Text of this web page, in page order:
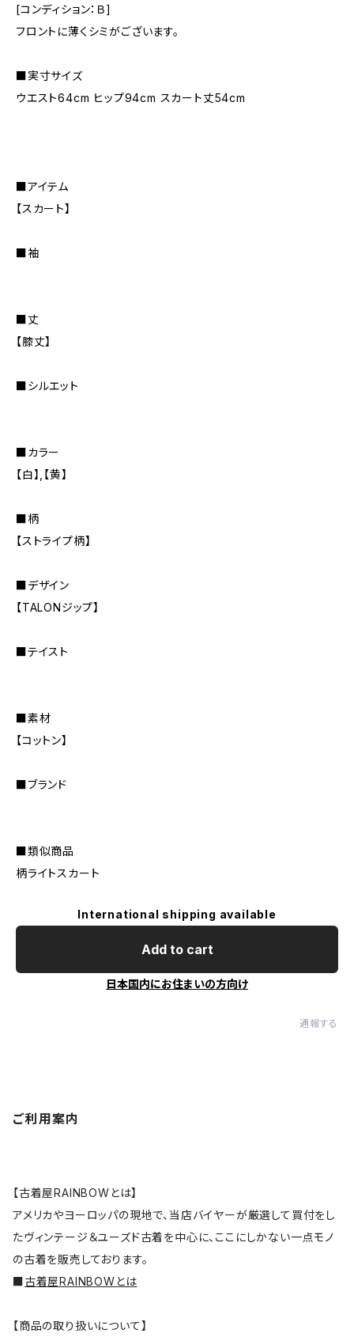
[コンディション：Ｂ]
フロントに薄くシミがございます。
■実寸サイズ
ウエスト64cm ヒップ94cm スカート丈54cm
■アイテム
【スカート】
■袖
■丈
【膝丈】
■シルエット
■カラー
【白】,【黄】
■柄
【ストライプ柄】
■デザイン
【TALONジップ】
■テイスト
■素材
【コットン】
■ブランド
■類似商品
柄ライトスカート
International shipping available
Add to cart
日本国内にお住まいの方向け
通報する
ご利用案内
【古着屋RAINBOWとは】
アメリカやヨーロッパの現地で、当店バイヤーが厳選して買付をし
たヴィンテージ＆ユーズド古着を中心に、ここにしかない一点モノ
の古着を販売しております。
■古着屋RAINBOWとは
【商品の取り扱いについて】